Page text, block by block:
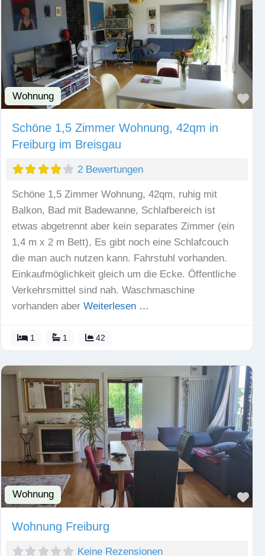
Wohnung
Schöne 1,5 Zimmer Wohnung, 42qm in
Freiburg im Breisgau
2 Bewertungen
Schöne 1,5 Zimmer Wohnung, 42qm, ruhig mit
Balkon, Bad mit Badewanne, Schlafbereich ist
etwas abgetrennt aber kein separates Zimmer (ein
1,4 m x 2 m Bett), Es gibt noch eine Schlafcouch
die man auch nutzen kann. Fahrstuhl vorhanden.
Einkaufmöglichkeit gleich um die Ecke. Öffentliche
Verkehrsmittel sind nah. Waschmaschine
vorhanden aber Weiterlesen …
1 1 42
Wohnung
Wohnung Freiburg
Keine Rezensionen